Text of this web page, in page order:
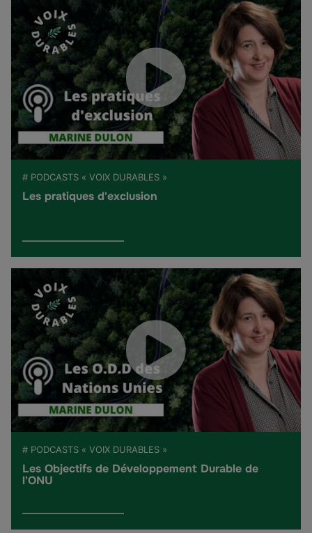
# PODCASTS « VOIX DURABLES »
Les pratiques d'exclusion
# PODCASTS « VOIX DURABLES »
Les Objectifs de Développement Durable de
l'ONU